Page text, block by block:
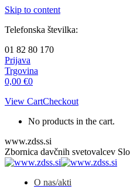
Skip to content
Telefonska številka:
01 82 80 170
Prijava
Trgovina
0,00 €0
View CartCheckout
No products in the cart.
www.zdss.si
Zbornica davčnih svetovalcev
O nas/akti